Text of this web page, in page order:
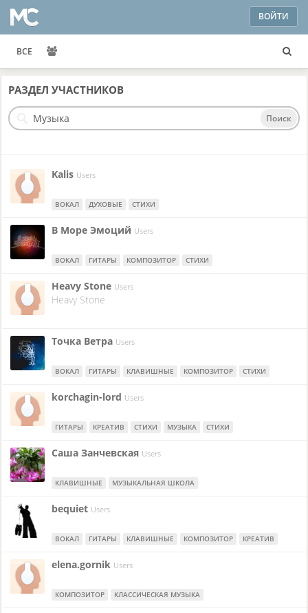
ВОЙТИ
ВСЕ
РАЗДЕЛ УЧАСТНИКОВ
Поиск
Kalis Users
ВОКАЛ ДУХОВЫЕ СТИХИ
В Море Эмоций Users
ВОКАЛ ГИТАРЫ КОМПОЗИТОР СТИХИ
Heavy Stone Users
Heavy Stone
Точка Ветра Users
ВОКАЛ ГИТАРЫ КЛАВИШНЫЕ КОМПОЗИТОР СТИХИ
korchagin-lord Users
ГИТАРЫ КРЕАТИВ СТИХИ МУЗЫКА СТИХИ
Саша Занчевская Users
КЛАВИШНЫЕ МУЗЫКАЛЬНАЯ ШКОЛА
bequiet Users
ВОКАЛ ГИТАРЫ КЛАВИШНЫЕ КОМПОЗИТОР КРЕАТИВ
elena.gornik Users
КОМПОЗИТОР КЛАССИЧЕСКАЯ МУЗЫКА